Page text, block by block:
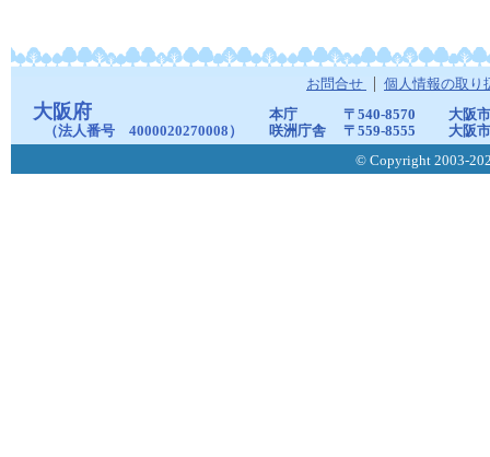
お問合せ 個人情報の取り
大阪府
（法人番号 4000020270008）
本庁 〒540-8570
大阪
咲洲庁舎
〒559-8555
大阪
© Copyright 2003-